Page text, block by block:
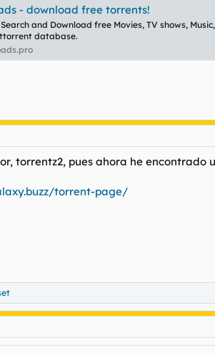
- download free torrents!
and Download free Movies, TV shows,
database.
torrentz2, pues ahora he
torrent-page/